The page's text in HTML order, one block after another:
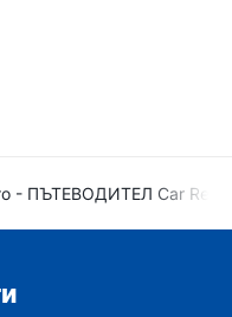
- ПЪТЕВОДИТЕЛ Car